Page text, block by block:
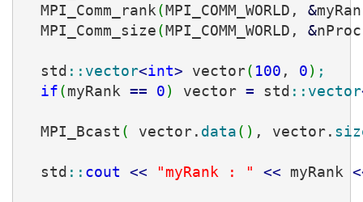
  MPI_Comm_rank
(MPI_COMM_WORLD, &
  MPI_Comm_size
(MPI_COMM_WORLD, &nProc
  std
:: vector<int> vector( 100 , 0) ;
if(myRank == 0) vector = std :: vector
  MPI_Bcast
( vector. data( ) , vector.
  std
:: cout << "myRank : " << myRank